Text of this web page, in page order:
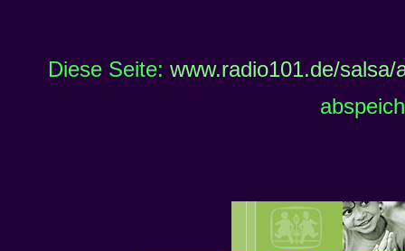
Diese Seite: www.radio101.de/salsa/